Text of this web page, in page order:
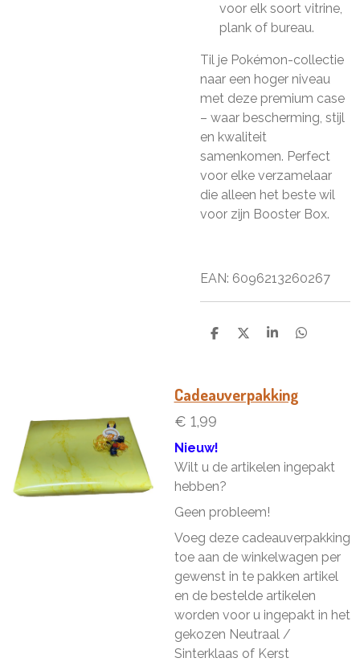
voor elk soort vitrine,
plank of bureau.
Til je Pokémon-collectie
naar een hoger niveau
met deze premium case
– waar bescherming, stijl
en kwaliteit
samenkomen. Perfect
voor elke verzamelaar
die alleen het beste wil
voor zijn Booster Box.
EAN: 6096213260267
D
D
S
e
D
Cadeauverpakking
€ 1,99
Nieuw!
Wilt u de artikelen ingepakt
hebben?
Geen probleem!
Voeg deze cadeauverpakking
toe aan de winkelwagen per
gewenst in te pakken artikel
en de bestelde artikelen
worden voor u ingepakt in het
gekozen Neutraal /
Sinterklaas of Kerst